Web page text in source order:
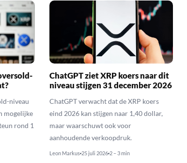
niveau
mogelijke
rond 1
ChatGPT ziet XRP koers naar dit
niveau stijgen 31 december 2026
ChatGPT verwacht dat de XRP koers
eind 2026 kan stijgen naar 1,40 dollar,
maar waarschuwt ook voor
aanhoudende verkoopdruk.
Leon Markus 25 juli 2026 2 – 3 min